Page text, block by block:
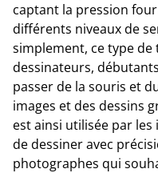
captant la pression
différents niveaux de
simplement, ce type
dessinateurs,
passer de la souris et
images et des dessins
est ainsi utilisée par
de dessiner avec
photographes qui